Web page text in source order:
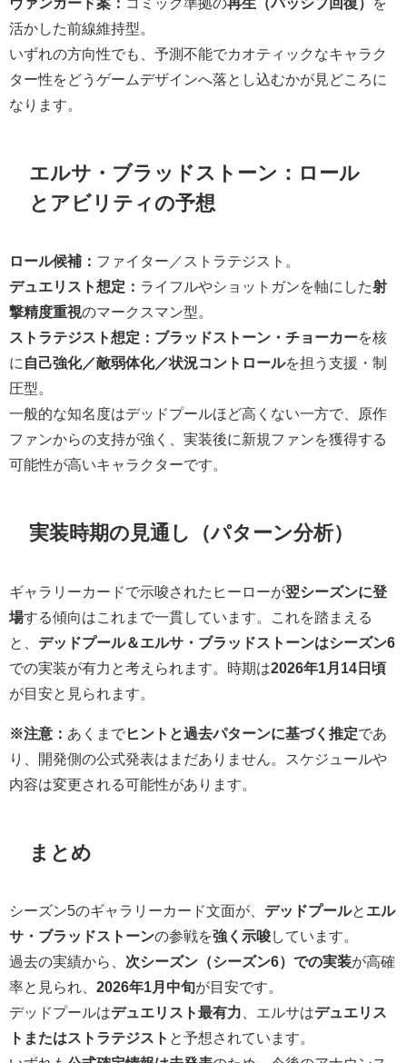
活かした前線維持型。
いずれの方向性でも、予測不能でカオティックなキャラク
ター性をどうゲームデザインへ落とし込むかが見どころに
なります。
エルサ・ブラッドストーン：ロール
とアビリティの予想
ロール候補： ファイター／ストラテジスト。
デュエリスト想定： ライフルやショットガンを軸にした射
撃精度重視のマークスマン型。
ストラテジスト想定： ブラッドストーン・チョーカーを核
に 自己強化／敵弱体化／状況コントロールを担う支援・制
圧型。
一般的な知名度はデッドプールほど高くない一方で、原作
ファンからの支持が強く、実装後に新規ファンを獲得する
可能性が高いキャラクターです。
実装時期の見通し（パターン分析）
ギャラリーカードで示唆されたヒーローが翌シーズンに登
場する傾向はこれまで一貫しています。これを踏まえる
と、 デッドプール＆エルサ・ブラッドストーンはシーズン6
での実装が有力と考えられます。時期は2026年1月14日頃
が目安と見られます。
※注意： あくまでヒントと過去パターンに基づく推定であ
り、開発側の公式発表はまだありません。スケジュールや
内容は変更される可能性があります。
まとめ
シーズン5のギャラリーカード文面が、 デッドプールと エル
サ・ブラッドストーンの参戦を強く示唆しています。
過去の実績から、 次シーズン（シーズン6）での実装が高確
率と見られ、 2026年1月中旬が目安です。
デッドプールはデュエリスト最有力 、エルサはデュエリス
トまたはストラテジスト と予想されています。